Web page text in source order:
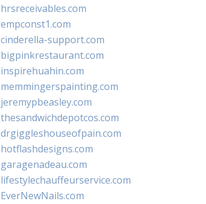
hrsreceivables.com
empconst1.com
cinderella-support.com
bigpinkrestaurant.com
inspirehuahin.com
memmingerspainting.com
jeremypbeasley.com
thesandwichdepotcos.com
drgiggleshouseofpain.com
hotflashdesigns.com
garagenadeau.com
lifestylechauffeurservice.com
EverNewNails.com